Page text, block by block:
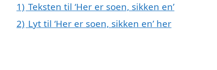
1) Teksten til ‘Her er soen, sikken en’
2) Lyt til ‘Her er soen, sikken en’ her